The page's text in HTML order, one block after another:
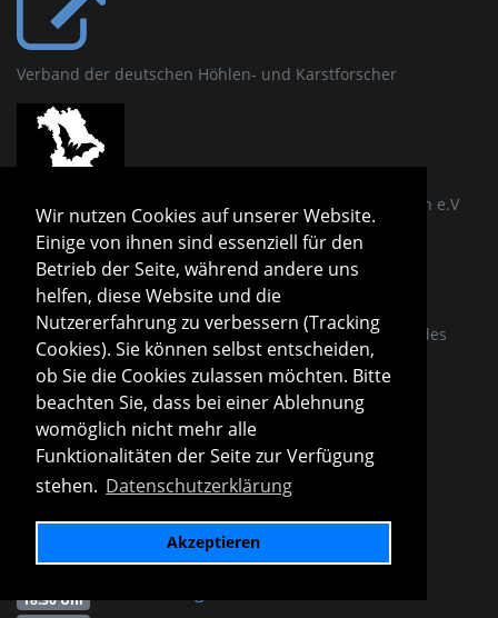
Wir nutzen Cookies auf unserer Website.
Einige von ihnen sind essenziell für den
Betrieb der Seite, während andere uns
helfen, diese Website und die
Nutzererfahrung zu verbessern (Tracking
Cookies). Sie können selbst entscheiden,
ob Sie die Cookies zulassen möchten. Bitte
beachten Sie, dass bei einer Ablehnung
womöglich nicht mehr alle
Funktionalitäten der Seite zur Verfügung
stehen. Datenschutzerklärung
Akzeptieren
Verband der deutschen Höhlen- und Karstforscher
Landesverband für Höhlen- und Karstforschung Bayern e.V
Aktionsgemeinschaft zum Schutze der Saalforste und des
Sonntagshorns e.V.
Höhlenrettung Baden-Württemberg e.V.
18:30 Uhr